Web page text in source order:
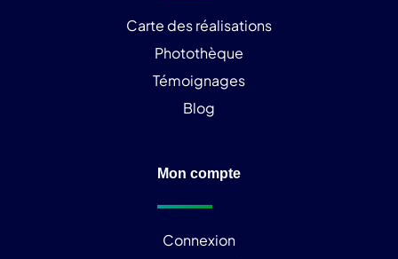
Carte des réalisations
Photothèque
Témoignages
Blog
Mon compte
Connexion